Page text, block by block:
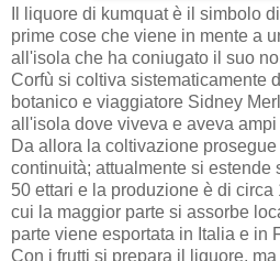
Il liquore di kumquat è il simbolo
prime cose che viene in mente a
all'isola che ha coniugato il suo
Corfù si coltiva sistematicamente
botanico e viaggiatore Sidney
all'isola dove viveva e aveva
Da allora la coltivazione
continuità; attualmente si estende
50 ettari e la produzione è di
cui la maggior parte si assorbe
parte viene esportata in Italia e in
Con i frutti si prepara il liquore,